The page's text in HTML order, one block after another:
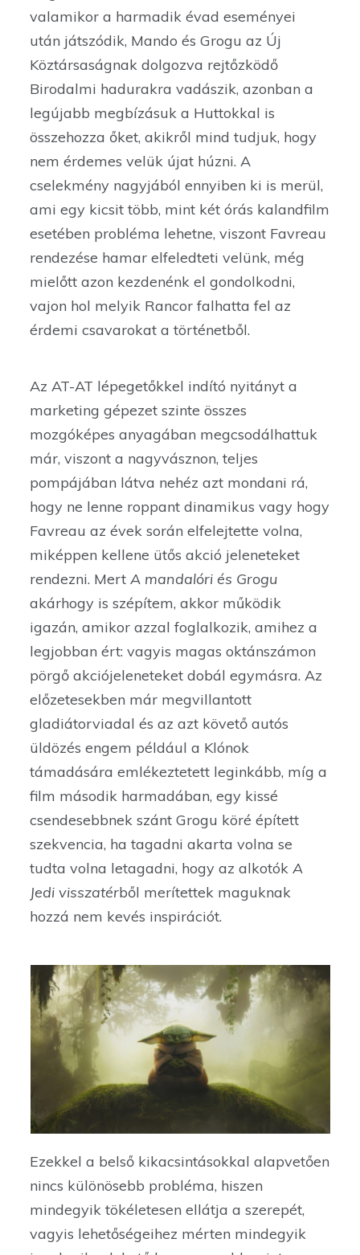
valamikor a harmadik évad eseményei
után játszódik, Mando és Grogu az Új
Köztársaságnak dolgozva rejtőzködő
Birodalmi hadurakra vadászik, azonban a
legújabb megbízásuk a Huttokkal is
összehozza őket, akikről mind tudjuk, hogy
nem érdemes velük újat húzni. A
cselekmény nagyjából ennyiben ki is merül,
ami egy kicsit több, mint két órás kalandfilm
esetében probléma lehetne, viszont Favreau
rendezése hamar elfeledteti velünk, még
mielőtt azon kezdenénk el gondolkodni,
vajon hol melyik Rancor falhatta fel az
érdemi csavarokat a történetből.
Az AT-AT lépegetőkkel indító nyitányt a
marketing gépezet szinte összes
mozgóképes anyagában megcsodálhattuk
már, viszont a nagyvásznon, teljes
pompájában látva nehéz azt mondani rá,
hogy ne lenne roppant dinamikus vagy hogy
Favreau az évek során elfelejtette volna,
miképpen kellene ütős akció jeleneteket
rendezni. MertA mandalóri és Grogu
akárhogy is szépítem, akkor működik
igazán, amikor azzal foglalkozik, amihez a
legjobban ért: vagyis magas oktánszámon
pörgő akciójeleneteket dobál egymásra. Az
előzetesekben már megvillantott
gladiátorviadal és az azt követő autós
üldözés engem például a Klónok
támadására emlékeztetett leginkább, míg a
film második harmadában, egy kissé
csendesebbnek szánt Grogu köré épített
szekvencia, ha tagadni akarta volna se
tudta volna letagadni, hogy az alkotókA
Jedi visszatérből merítettek maguknak
hozzá nem kevés inspirációt.
Ezekkel a belső kikacsintásokkal alapvetően
nincs különösebb probléma, hiszen
mindegyik tökéletesen ellátja a szerepét,
vagyis lehetőségeihez mérten mindegyik